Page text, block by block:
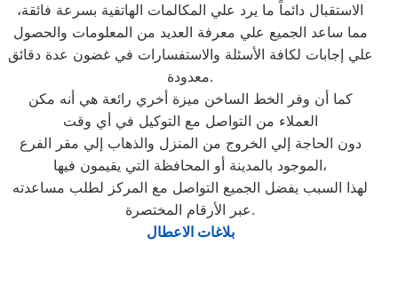
الاستقبال دائماً ما يرد علي المكالمات الهاتفية بسرعة فائقة،
مما ساعد الجميع علي معرفة العديد من المعلومات والحصول
علي إجابات لكافة الأسئلة والاستفسارات في غضون عدة دقائق
معدودة.
كما أن وفر الخط الساخن ميزة أخري رائعة هي أنه مكن
العملاء من التواصل مع التوكيل في أي وقت
دون الحاجة إلي الخروج من المنزل والذهاب إلي مقر الفرع
الموجود بالمدينة أو المحافظة التي يقيمون فيها،
لهذا السبب يفضل الجميع التواصل مع المركز لطلب مساعدته
عبر الأرقام المختصرة.
بلاغات الاعطال